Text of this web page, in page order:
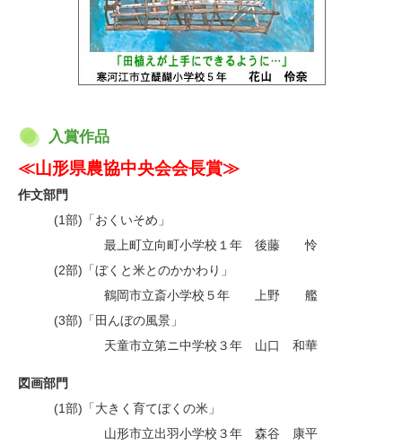
入賞作品
≪山形県農協中央会会長賞≫
作文部門
(1部)「おくいそめ」
最上町立向町小学校１年 後藤 怜
(2部)「ぼくと米とのかかわり」
鶴岡市立斎小学校５年 上野 艦
(3部)「田んぼの風景」
天童市立第ニ中学校３年 山口 和華
図画部門
(1部)「大きく育てぼくの米」
山形市立出羽小学校３年 森谷 康平